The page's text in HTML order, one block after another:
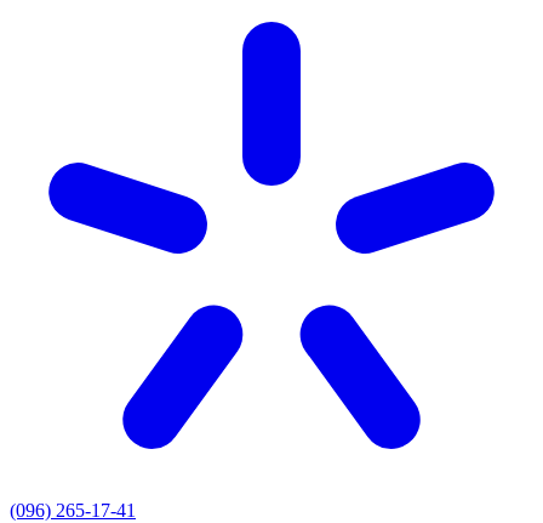
(096) 265-17-41